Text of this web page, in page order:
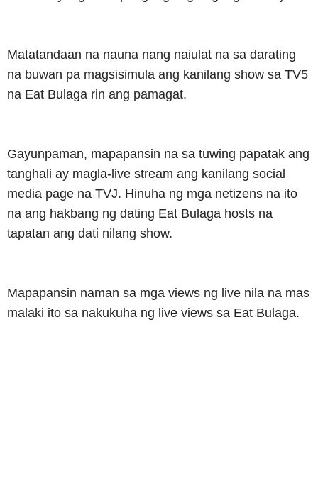
Matatandaan na nauna nang naiulat na sa darating
na buwan pa magsisimula ang kanilang show sa TV5
na Eat Bulaga rin ang pamagat.
Gayunpaman, mapapansin na sa tuwing papatak ang
tanghali ay magla-live stream ang kanilang social
media page na TVJ. Hinuha ng mga netizens na ito
na ang hakbang ng dating Eat Bulaga hosts na
tapatan ang dati nilang show.
Mapapansin naman sa mga views ng live nila na mas
malaki ito sa nakukuha ng live views sa Eat Bulaga.